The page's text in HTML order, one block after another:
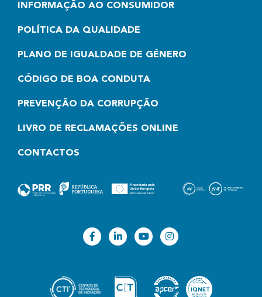
INFORMAÇÃO AO CONSUMIDOR
POLÍTICA DA QUALIDADE
PLANO DE IGUALDADE DE GÉNERO
CÓDIGO DE BOA CONDUTA
PREVENÇÃO DA CORRUPÇÃO
LIVRO DE RECLAMAÇÕES ONLINE
CONTACTOS